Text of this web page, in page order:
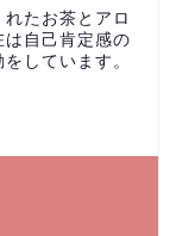
れたお茶とアロ
自己肯定感の
しています。